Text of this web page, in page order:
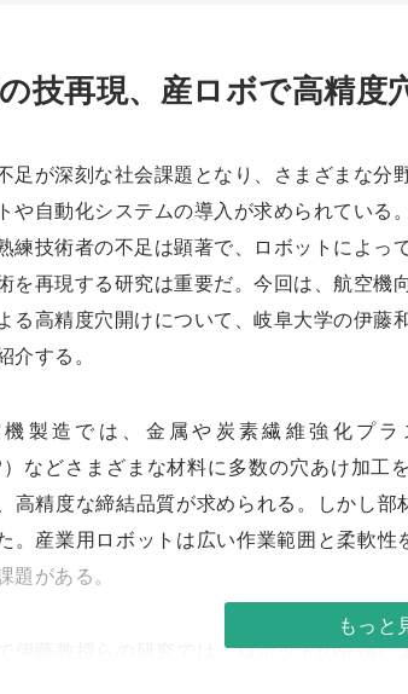
技再現、産ロボで高精度
足が深刻な社会課題となり、さまざまな分
や自動化システムの導入が求められている
練技術者の不足は顕著で、ロボットによっ
を再現する研究は重要だ。今回は、航空機
る高精度穴開けについて、岐阜大学の伊藤
介する。
製造では、金属や炭素繊維強化プラ
）などさまざまな材料に多数の穴あけ加工
高精度な締結品質が求められる。しかし
。産業用ロボットは広い作業範囲と柔軟
題がある。
伊藤教授らの研究では、ロボットの先端に